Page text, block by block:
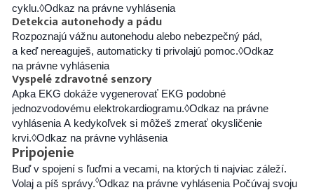
cyklu.◊Odkaz na právne vyhlásenia
Detekcia autonehody a pádu
Rozpoznajú vážnu autonehodu alebo nebezpečný pád,
a keď nereaguješ, automaticky ti privolajú pomoc.◊Odkaz
na právne vyhlásenia
Vyspelé zdravotné senzory
Apka EKG dokáže vygenerovať EKG podobné
jednozvodovému elektrokardiogramu.◊Odkaz na právne
vyhláseniaA kedykoľvek si môžeš zmerať okysličenie
krvi.◊Odkaz na právne vyhlásenia
Pripojenie
Buď v spojení s ľuďmi a vecami, na ktorých ti najviac záleží.
Volaj a píš správy.◊Odkaz na právne vyhláseniaPočúvaj svoju